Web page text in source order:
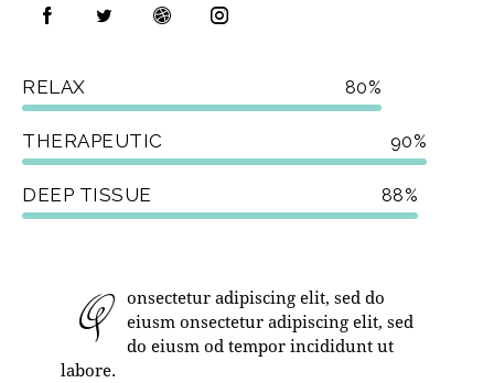
RELAX 80%
THERAPEUTIC 90%
DEEP TISSUE 88%
Q
onsectetur adipiscing elit, sed do
eiusm onsectetur adipiscing elit, sed
do eiusm od tempor incididunt ut
labore.